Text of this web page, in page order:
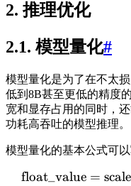
2. 推理优化
2.1. 模型量化#
模型量化是为了在不太
低到8B甚至更低的精度
宽和显存占用的同时，
功耗高吞吐的模型推理。
模型量化的基本公式可以
float_value = scale